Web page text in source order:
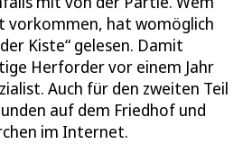
vorkommen, hat womöglich
Kiste“ gelesen. Damit
Herforder vor einem Jahr
Auch für den zweiten Teil
auf dem Friedhof und
im Internet.